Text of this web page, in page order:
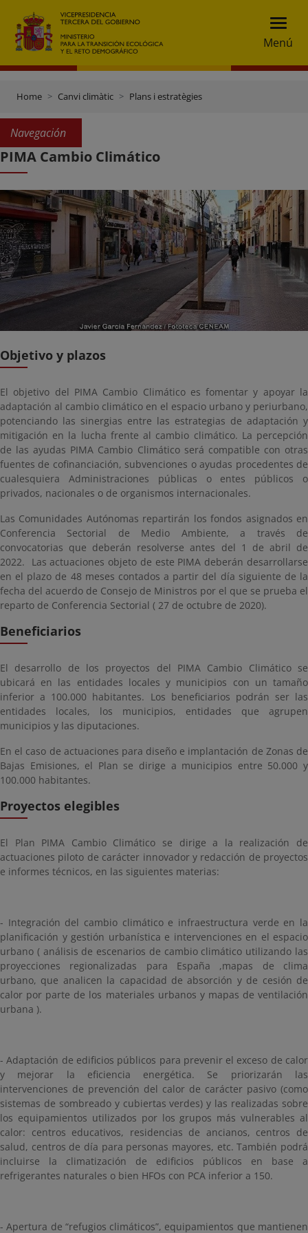
Menú
Home Canvi climàtic Plans i estratègies
Navegación
PIMA Cambio Climático
Objetivo y plazos
El objetivo del PIMA Cambio Climático es fomentar y apoyar la
adaptación al cambio climático en el espacio urbano y periurbano,
potenciando las sinergias entre las estrategias de adaptación y
mitigación en la lucha frente al cambio climático. La percepción
de las ayudas PIMA Cambio Climático será compatible con otras
fuentes de cofinanciación, subvenciones o ayudas procedentes de
cualesquiera Administraciones públicas o entes públicos o
privados, nacionales o de organismos internacionales.
Las Comunidades Autónomas repartirán los fondos asignados en
Conferencia Sectorial de Medio Ambiente, a través de
convocatorias que deberán resolverse antes del 1 de abril de
2022. Las actuaciones objeto de este PIMA deberán desarrollarse
en el plazo de 48 meses contados a partir del día siguiente de la
fecha del acuerdo de Consejo de Ministros por el que se prueba el
reparto de Conferencia Sectorial ( 27 de octubre de 2020).
Beneficiarios
El desarrollo de los proyectos del PIMA Cambio Climático se
ubicará en las entidades locales y municipios con un tamaño
inferior a 100.000 habitantes. Los beneficiarios podrán ser las
entidades locales, los municipios, entidades que agrupen
municipios y las diputaciones.
En el caso de actuaciones para diseño e implantación de Zonas de
Bajas Emisiones, el Plan se dirige a municipios entre 50.000 y
100.000 habitantes.
Proyectos elegibles
El Plan PIMA Cambio Climático se dirige a la realización de
actuaciones piloto de carácter innovador y redacción de proyectos
e informes técnicos, en las siguientes materias:
- Integración del cambio climático e infraestructura verde en la
planificación y gestión urbanística e intervenciones en el espacio
urbano ( análisis de escenarios de cambio climático utilizando las
proyecciones regionalizadas para España ,mapas de clima
urbano, que analicen la capacidad de absorción y de cesión de
calor por parte de los materiales urbanos y mapas de ventilación
urbana ).
- Adaptación de edificios públicos para prevenir el exceso de calor
y mejorar la eficiencia energética. Se priorizarán las
intervenciones de prevención del calor de carácter pasivo (como
sistemas de sombreado y cubiertas verdes) y las realizadas sobre
los equipamientos utilizados por los grupos más vulnerables al
calor: centros educativos, residencias de ancianos, centros de
salud, centros de día para personas mayores, etc. También podrá
incluirse la climatización de edificios públicos en base a
refrigerantes naturales o bien HFOs con PCA inferior a 150.
- Apertura de “refugios climáticos”, equipamientos que mantienen